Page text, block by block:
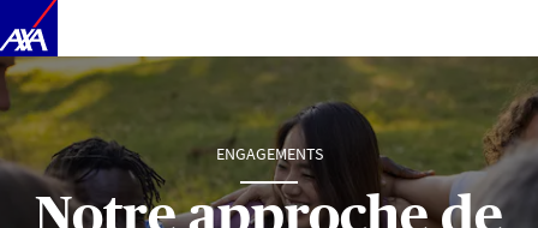
ENGAGEMENTS
Notre approche de